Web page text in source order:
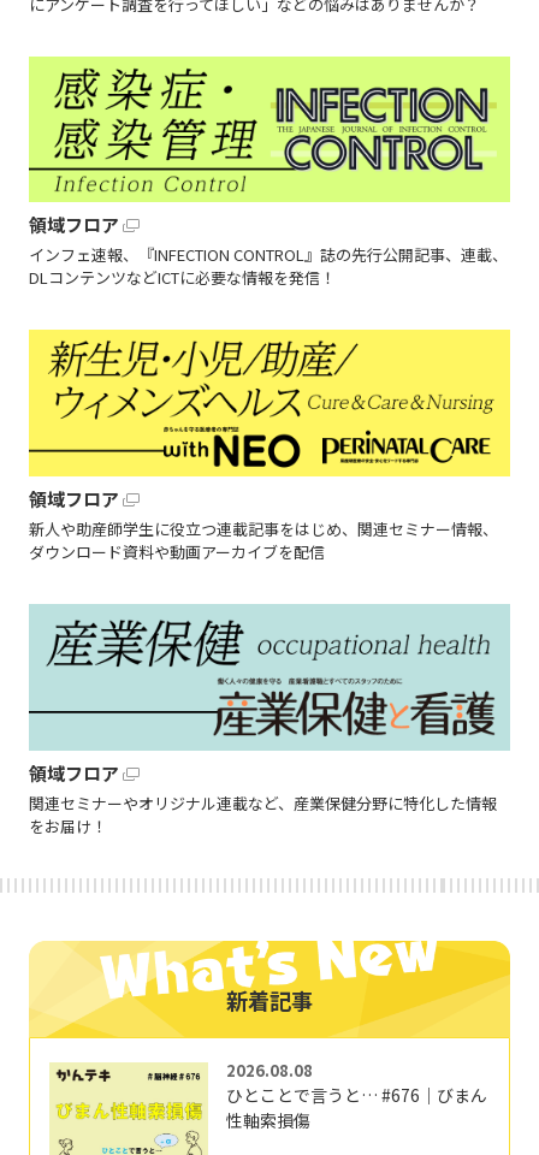
領域フロア
インフェ速報、『INFECTION CONTROL』誌の先行公開記事、連載、
DLコンテンツなどICTに必要な情報を発信！
領域フロア
新人や助産師学生に役立つ連載記事をはじめ、関連セミナー情報、
ダウンロード資料や動画アーカイブを配信
領域フロア
関連セミナーやオリジナル連載など、産業保健分野に特化した情報
をお届け！
新着記事
2026.08.08
ひとことで言うと… #676｜びまん
性軸索損傷